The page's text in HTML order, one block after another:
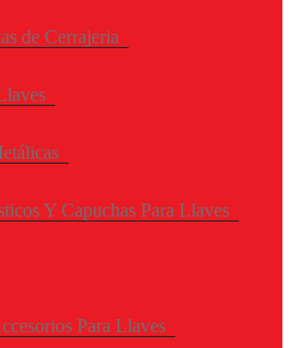
de Cerrajeria
Y Capuchas Para Llaves
Para Llaves